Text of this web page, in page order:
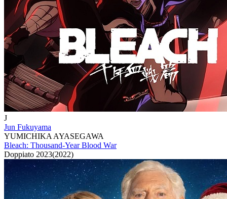
J
Jun Fukuyama
YUMICHIKA AYASEGAWA
Bleach: Thousand-Year Blood War
Doppiato 2023(2022)